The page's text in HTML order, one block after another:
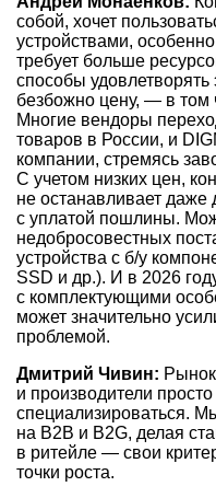
собой, хочет
устройствами,
требует больше
способы
безбожно цену, — в том
Многие вендоры
товаров в России, и
компании, стремясь
С учетом низких цен,
не останавливает даже
с уплатой пошлины.
недобросовестных
устройства с б/у
SSD и др.). И в 2026
с комплектующими
может значительно
проблемой.
Дмитрий Чивин: Рынок
и производители
специализироваться.
на B2B и B2G, делая
в ритейле — свои
точки роста.